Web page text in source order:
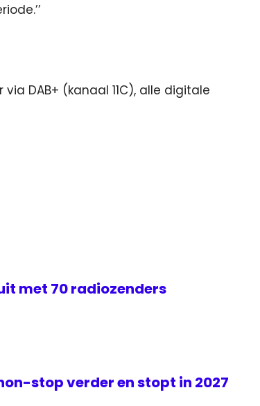
DAB+ (kanaal 11C), alle digitale
met 70 radiozenders
stop verder en stopt in 2027